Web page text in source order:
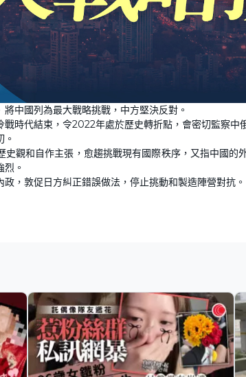
將中國列為最大戰略挑戰，中方堅決反對。
時代結束，令2022年處於歷史轉折點，會密切監察
觀和自作主張，愈趨挑戰現有國際秩序，又指中國的
。
，敦促日方糾正錯誤做法，停止挑動和製造陣營對抗。